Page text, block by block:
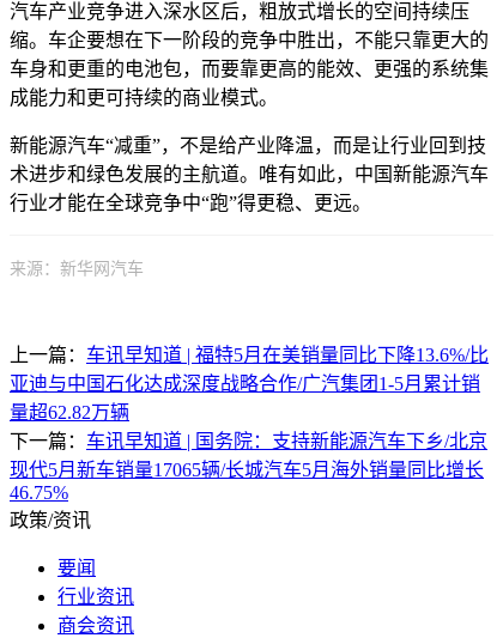
汽车产业竞争进入深水区后，粗放式增长的空间持续压
缩。车企要想在下一阶段的竞争中胜出，不能只靠更大的
车身和更重的电池包，而要靠更高的能效、更强的系统集
成能力和更可持续的商业模式。
新能源汽车“减重”，不是给产业降温，而是让行业回到技
术进步和绿色发展的主航道。唯有如此，中国新能源汽车
行业才能在全球竞争中“跑”得更稳、更远。
来源：新华网汽车
上一篇： 车讯早知道 | 福特5月在美销量同比下降13.6%/比
亚迪与中国石化达成深度战略合作/广汽集团1-5月累计销
量超62.82万辆
下一篇： 车讯早知道 | 国务院：支持新能源汽车下乡/北京
现代5月新车销量17065辆/长城汽车5月海外销量同比增长
46.75%
政策/资讯
要闻
行业资讯
商会资讯